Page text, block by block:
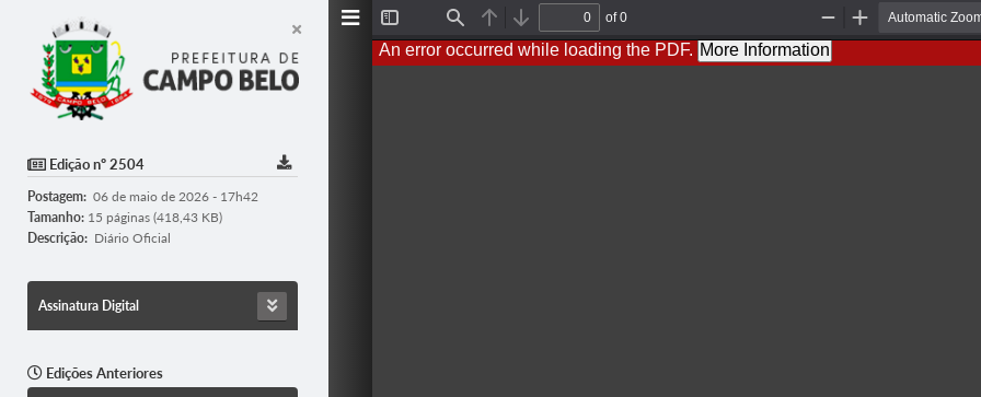
Edição nº 2504
Postagem: 06 de maio de 2026 - 17h42
Tamanho: 15 páginas (418,43 KB)
Descrição: Diário Oficial
Assinatura Digital
Edições Anteriores
Sidebar
Find Previous
Next
of 0
Out
An error occurred while loading the PDF. More Information